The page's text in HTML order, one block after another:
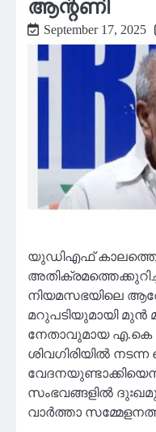
ആന്റണി
September 17, 2025
യുഡിഎഫ്
നിയമസഭയിലെ
മറുപടിയുമായി
നേതാവുമായ എ.കെ
ശിവഗിരിയിൽ
സംഭവങ്ങളിൽ
വാർത്താ